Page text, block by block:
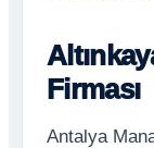
Firması
Antalya